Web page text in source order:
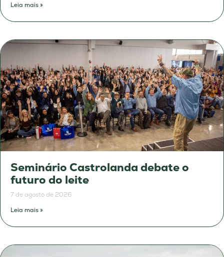
Leia mais »
Seminário Castrolanda debate o
futuro do leite
7 de agosto de 2026
Leia mais »